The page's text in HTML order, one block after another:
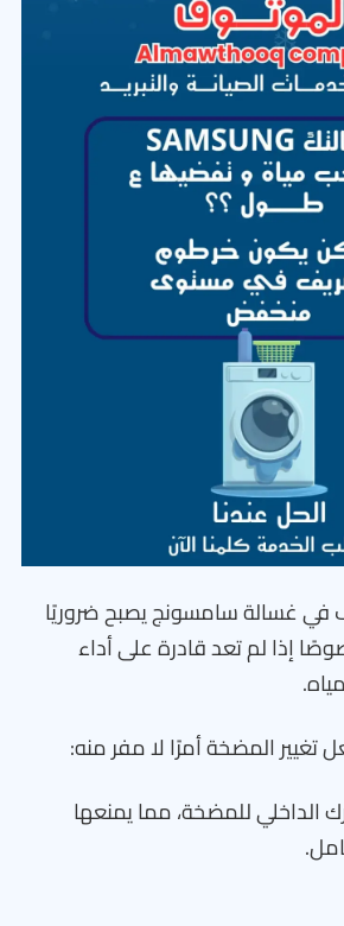
في غسالة سامسونج يصبح ضروريًا
إذا لم تعد قادرة على أداء
تغيير المضخة أمرًا لا مفر منه:
الداخلي للمضخة، مما يمنعها